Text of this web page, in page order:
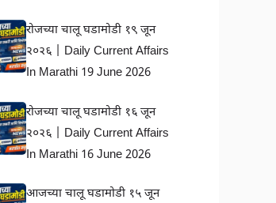
रोजच्या चालू घडामोडी १९ जून
२०२६ | Daily Current Affairs
In Marathi 19 June 2026
रोजच्या चालू घडामोडी १६ जून
२०२६ | Daily Current Affairs
In Marathi 16 June 2026
आजच्या चालू घडामोडी १५ जून